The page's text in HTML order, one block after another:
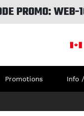
PROMO: WEB-
Promotions Info